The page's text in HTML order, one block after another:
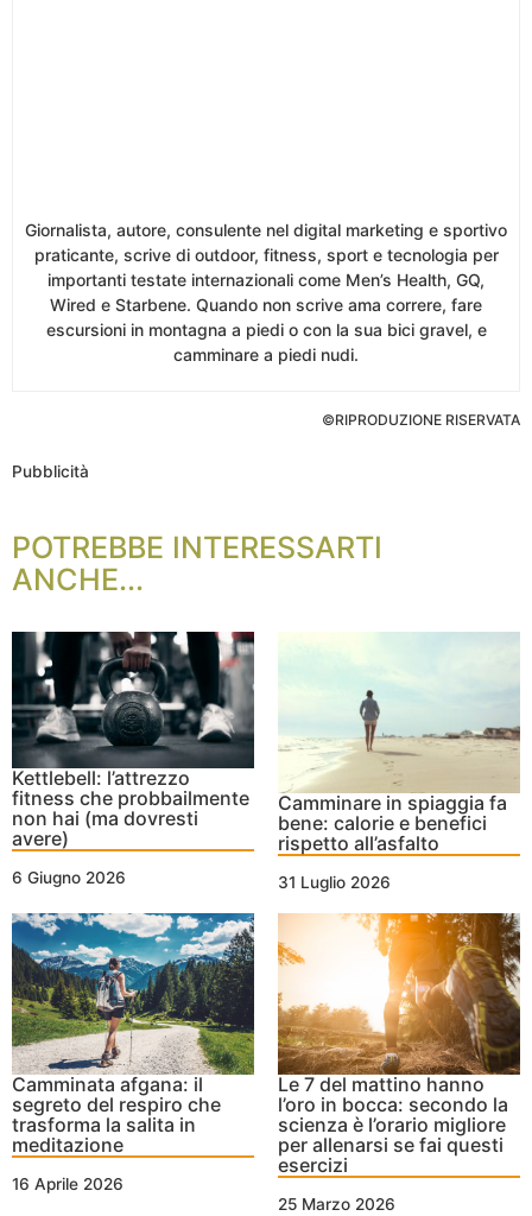
Giornalista, autore, consulente nel digital marketing e sportivo
praticante, scrive di outdoor, fitness, sport e tecnologia per
importanti testate internazionali come Men’s Health, GQ,
Wired e Starbene. Quando non scrive ama correre, fare
escursioni in montagna a piedi o con la sua bici gravel, e
camminare a piedi nudi.
©RIPRODUZIONE RISERVATA
Pubblicità
POTREBBE INTERESSARTI
ANCHE...
Kettlebell: l’attrezzo
fitness che probbailmente
non hai (ma dovresti
avere)
6 Giugno 2026
Camminare in spiaggia fa
bene: calorie e benefici
rispetto all’asfalto
31 Luglio 2026
Camminata afgana: il
segreto del respiro che
trasforma la salita in
meditazione
16 Aprile 2026
Le 7 del mattino hanno
l’oro in bocca: secondo la
scienza è l’orario migliore
per allenarsi se fai questi
esercizi
25 Marzo 2026